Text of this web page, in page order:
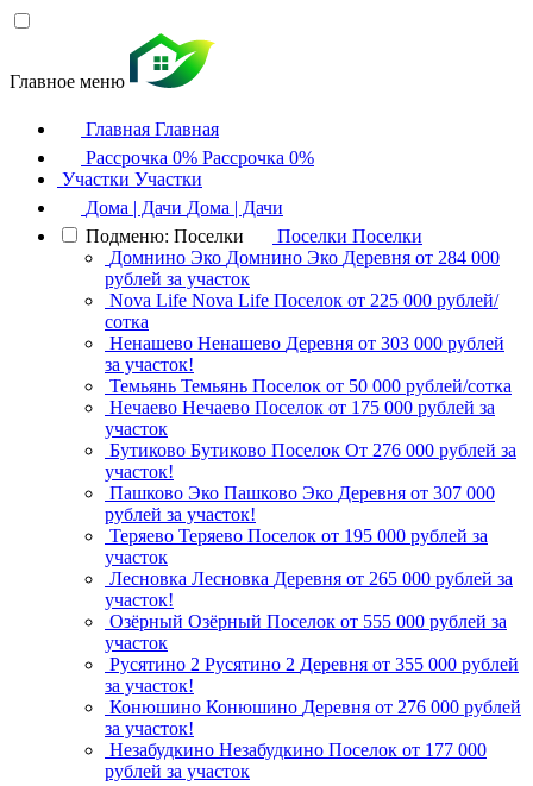
Главное меню
Главная Главная
Рассрочка 0% Рассрочка 0%
Участки Участки
Дома | Дачи Дома | Дачи
Подменю: Поселки
Поселки Поселки
Домнино Эко Домнино Эко Деревня от 284 000
рублей за участок
Nova Life Nova Life Поселок от 225 000 рублей/
сотка
Ненашево Ненашево Деревня от 303 000 рублей
за участок!
Темьянь Темьянь Поселок от 50 000 рублей/сотка
Нечаево Нечаево Поселок от 175 000 рублей за
участок
Бутиково Бутиково Поселок От 276 000 рублей за
участок!
Пашково Эко Пашково Эко Деревня от 307 000
рублей за участок!
Теряево Теряево Поселок от 195 000 рублей за
участок
Лесновка Лесновка Деревня от 265 000 рублей за
участок!
Озёрный Озёрный Поселок от 555 000 рублей за
участок
Русятино 2 Русятино 2 Деревня от 355 000 рублей
за участок!
Конюшино Конюшино Деревня от 276 000 рублей
за участок!
Незабудкино Незабудкино Поселок от 177 000
рублей за участок